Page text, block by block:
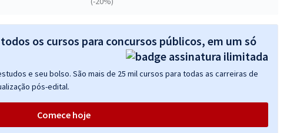
os cursos para concursos públicos, em um só
e seu bolso. São mais de 25 mil cursos para todas as carreiras de
pós-edital.
Comece hoje